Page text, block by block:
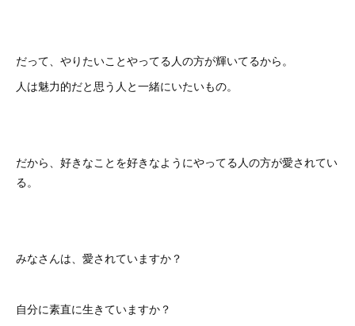
だって、やりたいことやってる人の方が輝いてるから。
人は魅力的だと思う人と一緒にいたいもの。
だから、好きなことを好きなようにやってる人の方が愛されてい
る。
みなさんは、愛されていますか？
自分に素直に生きていますか？